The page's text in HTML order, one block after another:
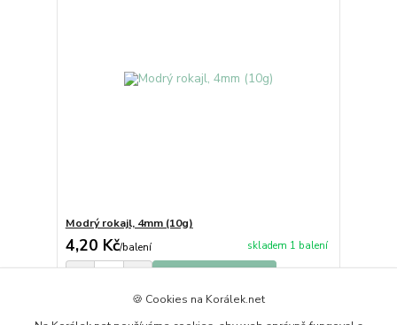
Modrý rokajl, 4mm (10g)
4,20 Kč/balení skladem 1 balení
Přidat do košíku
🍪 Cookies na Korálek.net